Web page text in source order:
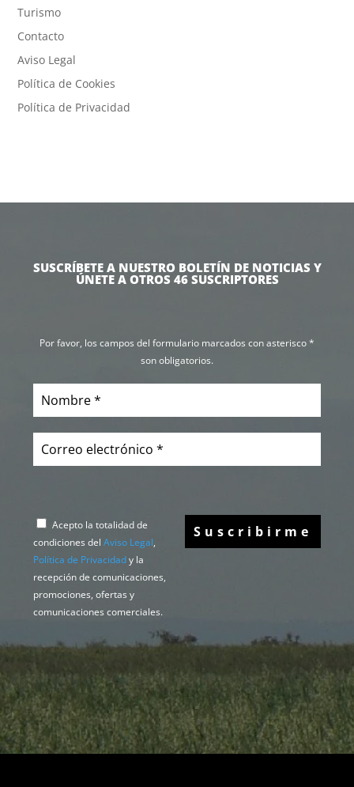
Turismo
Contacto
Aviso Legal
Política de Cookies
Política de Privacidad
SUSCRÍBETE A NUESTRO BOLETÍN DE NOTICIAS Y
ÚNETE A OTROS 46 SUSCRIPTORES
Por favor, los campos del formulario marcados con asterisco *
son obligatorios.
Acepto la totalidad de
condiciones delAviso Legal,
Política de Privacidady la
recepción de comunicaciones,
promociones, ofertas y
comunicaciones comerciales.